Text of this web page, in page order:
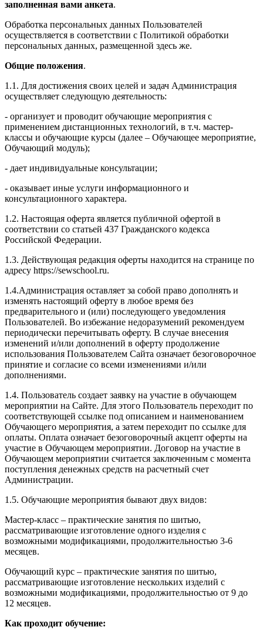
заполненная вами анкета.
Обработка персональных данных Пользователей
осуществляется в соответствии с Политикой обработки
персональных данных, размещенной здесь же.
Общие положения.
1.1. Для достижения своих целей и задач Администрация
осуществляет следующую деятельность:
- организует и проводит обучающие мероприятия с
применением дистанционных технологий, в т.ч. мастер-
классы и обучающие курсы (далее – Обучающее мероприятие,
Обучающий модуль);
- дает индивидуальные консультации;
- оказывает иные услуги информационного и
консультационного характера.
1.2. Настоящая оферта является публичной офертой в
соответствии со статьей 437 Гражданского кодекса
Российской Федерации.
1.3. Действующая редакция оферты находится на странице по
адресу https://sewschool.ru.
1.4.Администрация оставляет за собой право дополнять и
изменять настоящий оферту в любое время без
предварительного и (или) последующего уведомления
Пользователей. Во избежание недоразумений рекомендуем
периодически перечитывать оферту. В случае внесения
изменений и/или дополнений в оферту продолжение
использования Пользователем Сайта означает безоговорочное
принятие и согласие со всеми изменениями и/или
дополнениями.
1.4. Пользователь создает заявку на участие в обучающем
мероприятии на Сайте. Для этого Пользователь переходит по
соответствующей ссылке под описанием и наименованием
Обучающего мероприятия, а затем переходит по ссылке для
оплаты. Оплата означает безоговорочный акцепт оферты на
участие в Обучающем мероприятии. Договор на участие в
Обучающем мероприятии считается заключенным с момента
поступления денежных средств на расчетный счет
Администрации.
1.5. Обучающие мероприятия бывают двух видов:
Мастер-класс – практические занятия по шитью,
рассматривающие изготовление одного изделия с
возможными модификациями, продолжительностью 3-6
месяцев.
Обучающий курс – практические занятия по шитью,
рассматривающие изготовление нескольких изделий с
возможными модификациями, продолжительностью от 9 до
12 месяцев.
Как проходит обучение: